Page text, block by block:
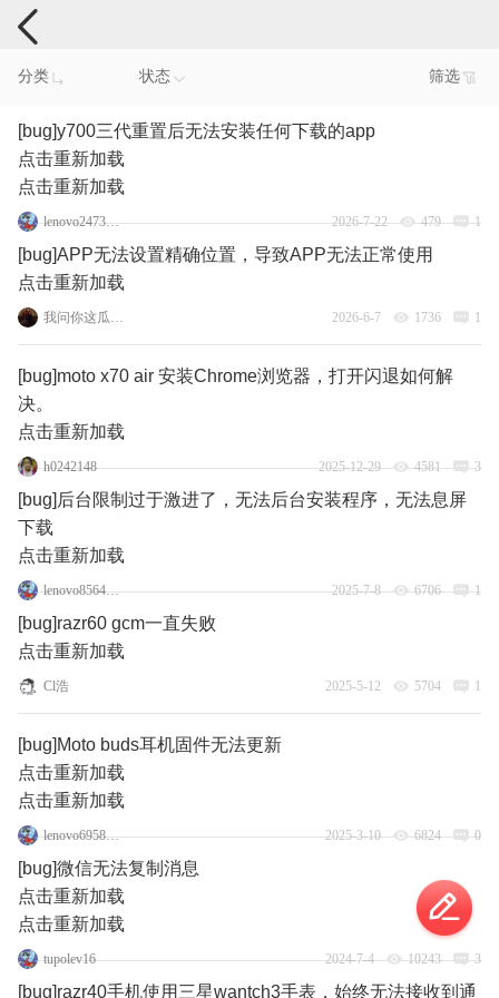
手机反馈
分类 状态 筛选
[bug]y700三代重置后无法安装任何下载的app
点击重新加载
点击重新加载
lenovo24738743 2026-7-22 479 1
[bug]APP无法设置精确位置，导致APP无法正常使用
点击重新加载
我问你这瓜保熟吗 2026-6-7 1736 1
[bug]moto x70 air 安装Chrome浏览器，打开闪退如何解
决。
点击重新加载
h0242148 2025-12-29 4581 3
[bug]后台限制过于激进了，无法后台安装程序，无法息屏
下载
点击重新加载
lenovo85640277 2025-7-8 6706 1
[bug]razr60 gcm一直失败
点击重新加载
Cl浩 2025-5-12 5704 1
[bug]Moto buds耳机固件无法更新
点击重新加载
点击重新加载
lenovo69584331 2025-3-10 6824 0
[bug]微信无法复制消息
点击重新加载
点击重新加载
tupolev16 2024-7-4 10243 3
[bug]razr40手机使用三星wantch3手表，始终无法接收到通